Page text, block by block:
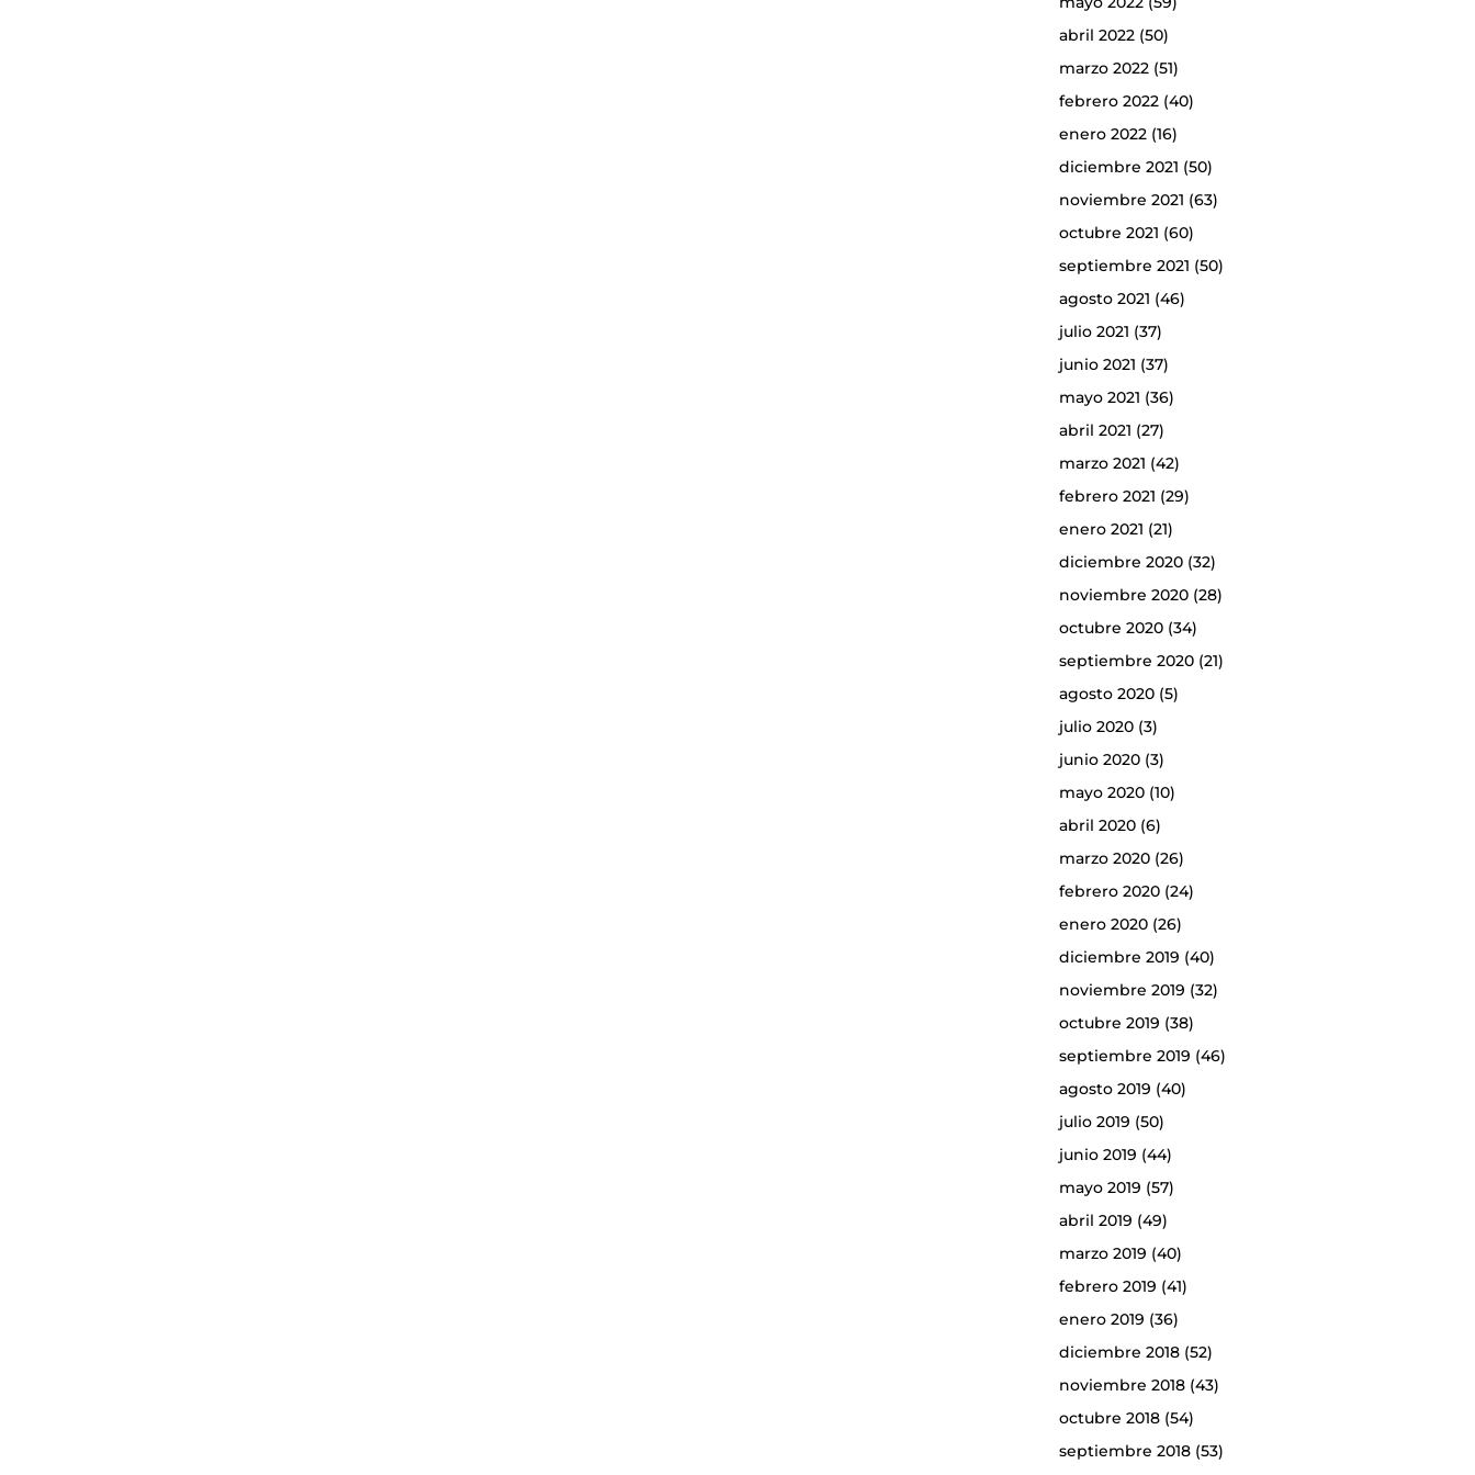
abril 2022(50)
marzo 2022(51)
febrero 2022(40)
enero 2022(16)
diciembre 2021 (50)
noviembre 2021 (63)
octubre 2021 (60)
septiembre 2021 (50)
agosto 2021 (46)
julio 2021 (37)
junio 2021 (37)
mayo 2021 (36)
abril 2021 (27)
marzo 2021 (42)
febrero 2021 (29)
enero 2021 (21)
diciembre 2020(32)
noviembre 2020(28)
octubre 2020(34)
septiembre 2020(21)
agosto 2020(5)
julio 2020(3)
junio 2020(3)
mayo 2020(10)
abril 2020(6)
marzo 2020(26)
febrero 2020(24)
enero 2020(26)
diciembre 2019 (40)
noviembre 2019 (32)
octubre 2019 (38)
septiembre 2019 (46)
agosto 2019 (40)
julio 2019 (50)
junio 2019 (44)
mayo 2019 (57)
abril 2019 (49)
marzo 2019 (40)
febrero 2019 (41)
enero 2019 (36)
diciembre 2018(52)
noviembre 2018(43)
octubre 2018(54)
septiembre 2018(53)